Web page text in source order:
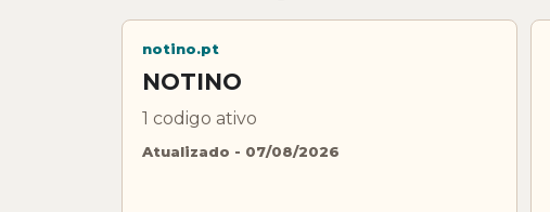
notino.pt
NOTINO
1 codigo ativo
Atualizado - 07/08/2026